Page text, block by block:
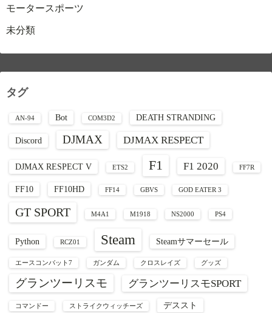
モータースポーツ
未分類
タグ
AN-94 Bot COM3D2 DEATH STRANDING
Discord DJMAX DJMAX RESPECT
DJMAX RESPECT V ETS2 F1 F1 2020 FF7R
FF10 FF10HD FF14 GBVS GOD EATER 3
GT SPORT M4A1 M1918 NS2000 PS4
Python RCZ01 Steam Steamサマーセール
エースコンバット7 ガンダム クロスレイズ グッズ
グランツーリスモ グランツーリスモSPORT
コマンドー ストライクウィッチーズ デススト